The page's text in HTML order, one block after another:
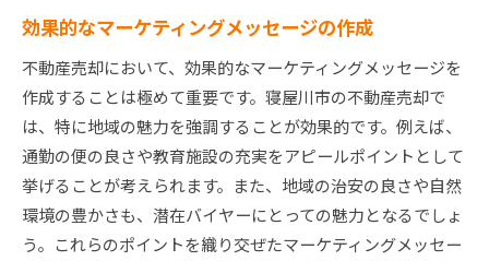
効果的なマーケティングメッセージの作成
不動産売却において、効果的なマーケティングメッセージを
作成することは極めて重要です。寝屋川市の不動産売却で
は、特に地域の魅力を強調することが効果的です。例えば、
通勤の便の良さや教育施設の充実をアピールポイントとして
挙げることが考えられます。また、地域の治安の良さや自然
環境の豊かさも、潜在バイヤーにとっての魅力となるでしょ
う。これらのポイントを織り交ぜたマーケティングメッセー